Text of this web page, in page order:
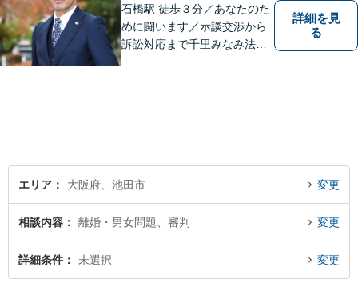
石橋駅 徒歩３分／あなたのた
めに闘います／示談交渉から
訴訟対応まで千里みなみ法律
詳細を見
る
エリア 大阪府、池田市 変更
相談内容 離婚・男女問題、審判 変更
詳細条件 未選択 変更